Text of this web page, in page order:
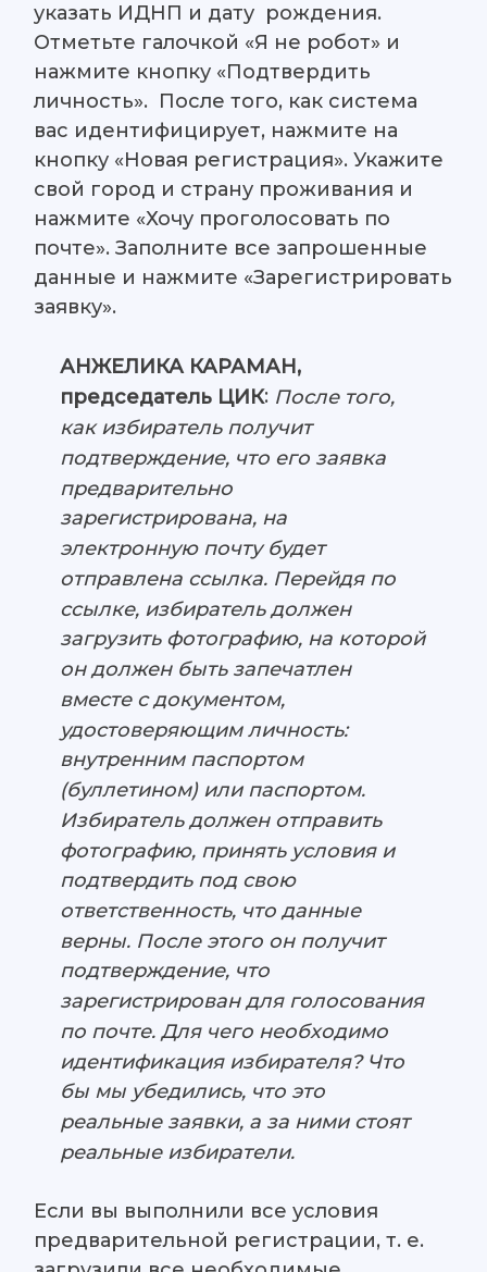
указать ИДНП и дату рождения.
Отметьте галочкой «Я не робот» и
нажмите кнопку «Подтвердить
личность». После того, как система
ваc идентифицирует, нажмите на
кнопку «Новая регистрация». Укажите
свой город и страну проживания и
нажмите «Хочу проголосовать по
почте». Заполните все запрошенные
данные и нажмите «Зарегистрировать
заявку».
АНЖЕЛИКА КАРАМАН,
председатель ЦИК: После того,
как избиратель получит
подтверждение, что его заявка
предварительно
зарегистрирована, на
электронную почту будет
отправлена ссылка. Перейдя по
ссылке, избиратель должен
загрузить фотографию, на которой
он должен быть запечатлен
вместе с документом,
удостоверяющим личность:
внутренним паспортом
(буллетином) или паспортом.
Избиратель должен отправить
фотографию, принять условия и
подтвердить под свою
ответственность, что данные
верны. После этого он получит
подтверждение, что
зарегистрирован для голосования
по почте. Для чего необходимо
идентификация избирателя? Что
бы мы убедились, что это
реальные заявки, а за ними стоят
реальные избиратели.
Если вы выполнили все условия
предварительной регистрации, т. е.